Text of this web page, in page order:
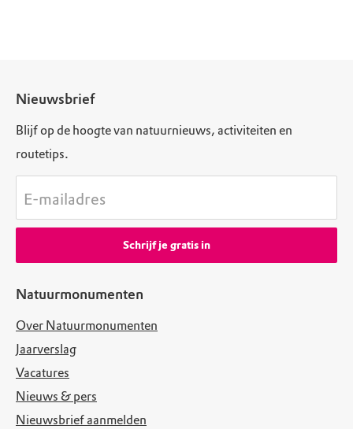
Natuurmonumenten
Over Natuurmonumenten
Jaarverslag
Vacatures
Nieuws & pers
Nieuwsbrief aanmelden
Nieuwsbrief
Blijf op de hoogte van natuurnieuws, activiteiten en
routetips.
E-mailadres
Schrijf je gratis in